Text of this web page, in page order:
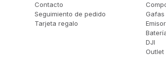
Contacto
Seguimiento de pedido
Tarjeta regalo
Gafas
DJI
Outlet